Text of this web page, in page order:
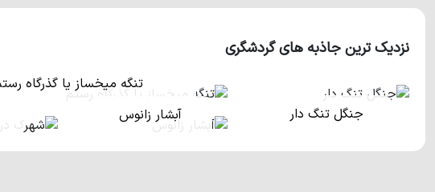
اگر سری به این روستای خارق‌العاده بزنید، طبیعت بکر و دیدنی آن شما
می‌توان به آبشار ونوش در جنوب روستا اشاره کرد. علاوه بر اینروستای ونوش
نزدیک ترین جاذبه های گردشگری
جنگل تنگ دار
تنگه میخساز یا گذرگاه
آبشار زانوس